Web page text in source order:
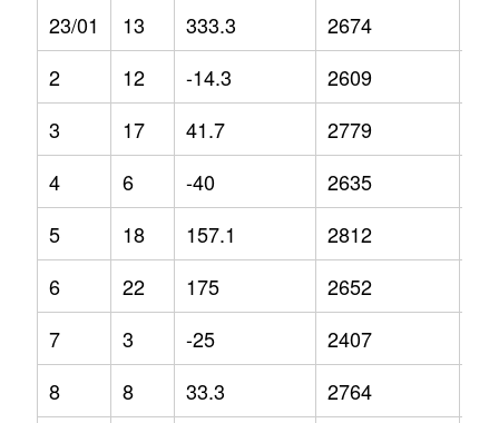
23/01
13 333.3 2674
2
12 -14.3 2609
3
17 41.7 2779
4
6 -40 2635
5
18 157.1 2812
6
22 175 2652
7
3 -25 2407
8
8 33.3 2764